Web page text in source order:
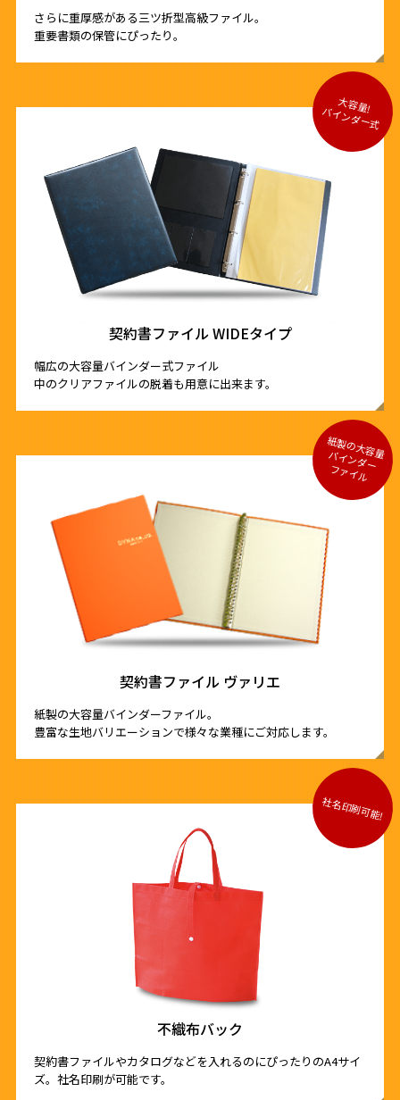
さらに重厚感がある三ツ折型高級ファイル。
重要書類の保管にぴったり。
契約書ファイル WIDEタイプ
幅広の大容量バインダー式ファイル
中のクリアファイルの脱着も用意に出来ます。
契約書ファイル ヴァリエ
紙製の大容量バインダーファイル。
豊富な生地バリエーションで様々な業種にご対応します。
不織布バック
契約書ファイルやカタログなどを入れるのにぴったりのA4サイ
ズ。社名印刷が可能です。